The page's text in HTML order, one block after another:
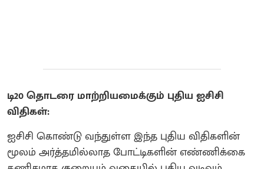
டி20 தொடரை மாற்றியமைக்கும் புதிய ஐசிசி
விதிகள்:
ஐசிசி கொண்டு வந்துள்ள இந்த புதிய விதிகளின்
மூலம் அர்த்தமில்லாத போட்டிகளின் எண்ணிக்கை